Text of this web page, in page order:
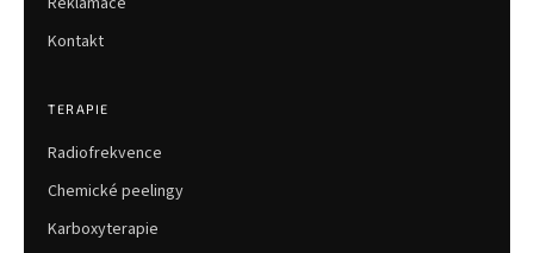
Kontakt
TERAPIE
Radiofrekvence
Chemické peelingy
Karboxyterapie